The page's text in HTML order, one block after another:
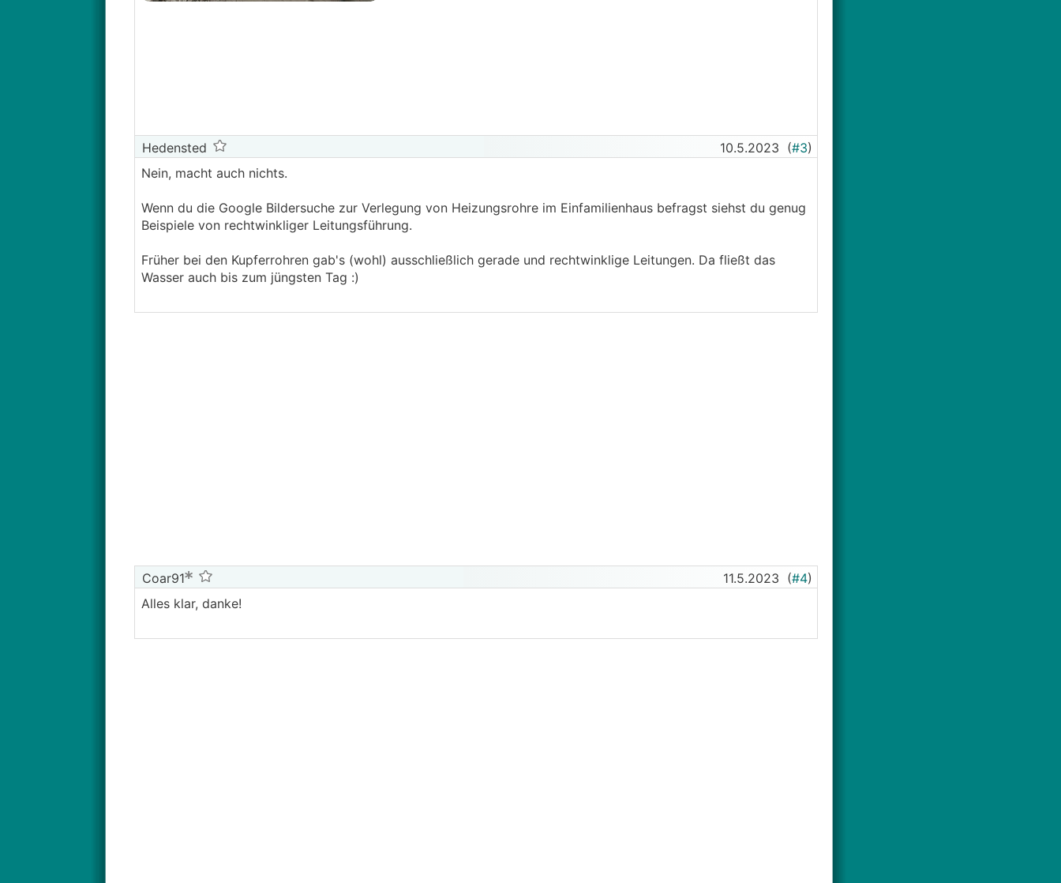
Hedensted 10.5.2023 (#3)
Nein, macht auch nichts.
Wenn du die Google Bildersuche zur Verlegung von Heizungsrohre im Einfamilienhaus befragst siehst du genug
Beispiele von rechtwinkliger Leitungsführung.
Früher bei den Kupferrohren gab's (wohl) ausschließlich gerade und rechtwinklige Leitungen. Da fließt das
Wasser auch bis zum jüngsten Tag :)
Coar91 11.5.2023 (#4)
Alles klar, danke!